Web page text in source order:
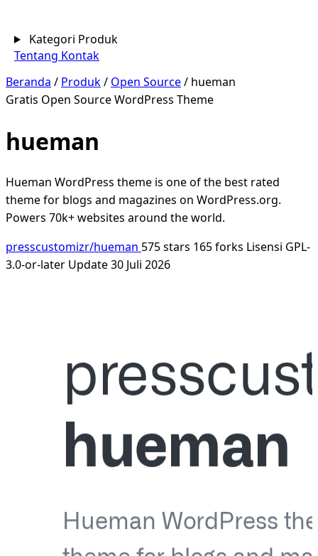
Kategori Produk
Tentang Kontak
Beranda / Produk/ Open Source/ hueman
Gratis Open SourceWordPress Theme
hueman
Hueman WordPress theme is one of the best rated
theme for blogs and magazines on WordPress.org.
Powers 70k+ websites around the world.
presscustomizr/hueman 575 stars 165 forks Lisensi GPL-
3.0-or-later Update 30 Juli 2026